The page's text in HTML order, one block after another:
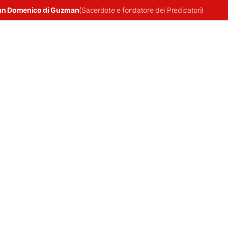
Domenico di Guzman(Sacerdote e fondatore dei Predicatori)